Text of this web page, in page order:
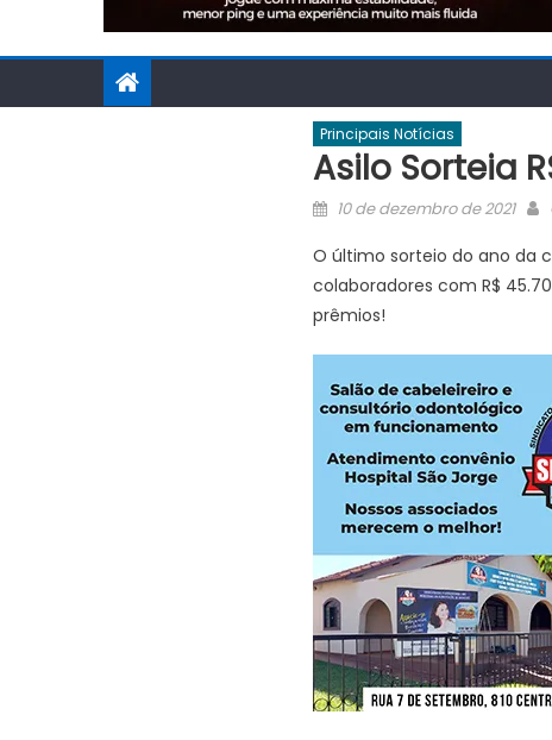
Principais Notícias
Asilo Sorteia
Posted
10 de dezembro de 2021
O último sorteio do ano da
colaboradores com R$
prêmios!